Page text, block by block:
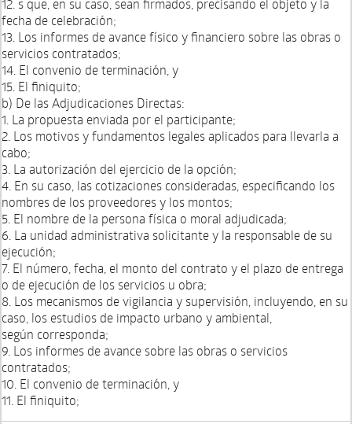
12. s que, en su caso, sean firmados, precisando el objeto y la
fecha de celebración;
13. Los informes de avance físico y financiero sobre las obras o
servicios contratados;
14. El convenio de terminación, y
15. El finiquito;
b) De las Adjudicaciones Directas:
1. La propuesta enviada por el participante;
2. Los motivos y fundamentos legales aplicados para llevarla a
cabo;
3. La autorización del ejercicio de la opción;
4. En su caso, las cotizaciones consideradas, especificando los
nombres de los proveedores y los montos;
5. El nombre de la persona física o moral adjudicada;
6. La unidad administrativa solicitante y la responsable de su
ejecución;
7. El número, fecha, el monto del contrato y el plazo de entrega
o de ejecución de los servicios u obra;
8. Los mecanismos de vigilancia y supervisión, incluyendo, en su
caso, los estudios de impacto urbano y ambiental,
según corresponda;
9. Los informes de avance sobre las obras o servicios
contratados;
10. El convenio de terminación, y
11. El finiquito;